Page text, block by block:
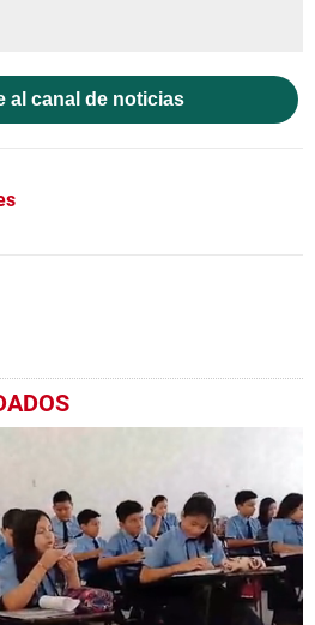
al canal de noticias